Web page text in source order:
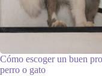
Cómo escoger un buen
perro o gato